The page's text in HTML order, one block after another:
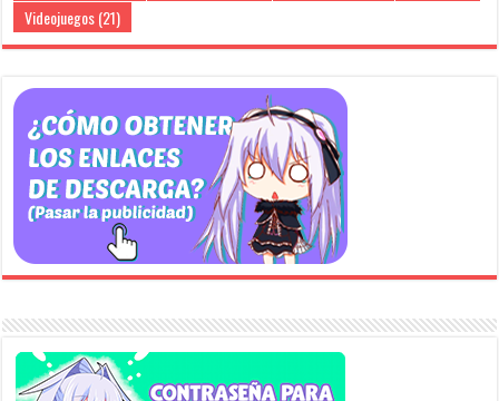
Videojuegos(21)